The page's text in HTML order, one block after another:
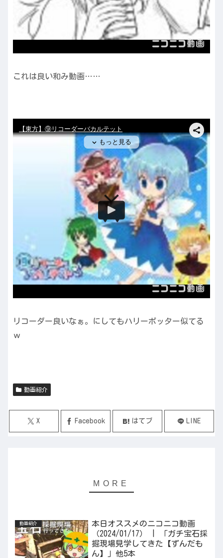
これは良い和み動画……
リコーダー良いなぁ。にしてもハリーポッター似てる
ｗ
動画紹介
X Facebook はてブ LINE
動画紹介
本日オススメのニコニコ動画
（2024/01/17） | 「ガチ宝石採
掘現場見学してきた【ずんだも
ん】」他5本